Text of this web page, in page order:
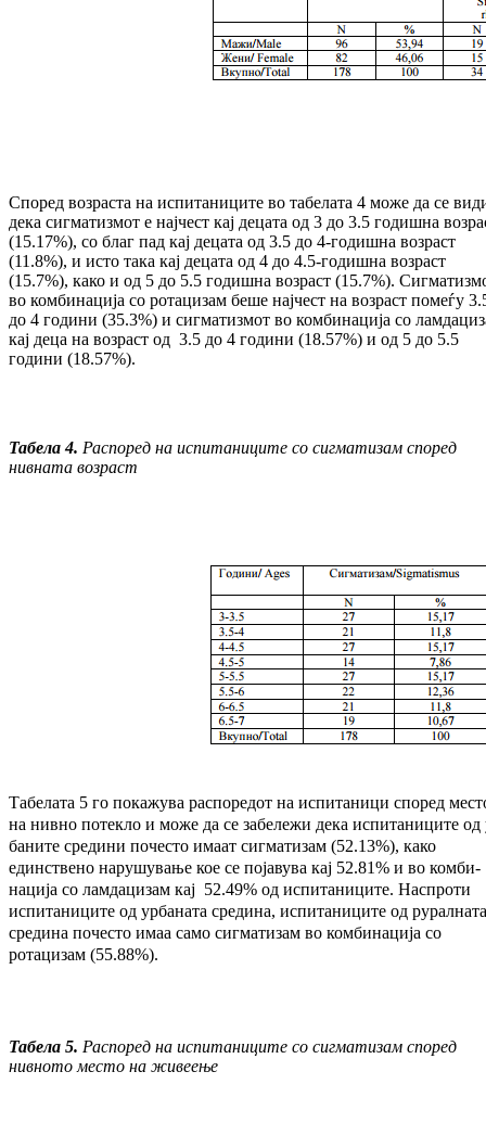
Според возраста на испитаниците во та­бе­ла­та 4 може да се
дека сигматизмот е нај­чест кај децата од 3 до 3.5 годишна
(15.17%), со благ пад кај децата од 3.5 до 4-годишна возраст
(11.8%), и исто така кај децата од 4 до 4.5-годишна возраст
(15.7%), како и од 5 до 5.5 годишна возраст (15.7%).
во комбинација со ро­тацизам беше најчест на возраст помеѓу
до 4 години (35.3%) и сигматизмот во ком­бинација со
кај деца на воз­раст од 3.5 до 4 години (18.57%) и од 5 до 5.5
години (18.57%).
Табела 4. Распоред на испитаниците со сигматизам според
нивната возраст
Табелата 5 го покажува распоредот на ис­пи­та­ници според
на нивно потекло и мо­же да се забележи дека испитаниците
баните средини почесто имаат сиг­ма­ти­зам (52.13%), како
единствено на­ру­шу­ва­ње кое се појавува кај 52.81% и во ком­би­
нација со лам­дацизам кај 52.49% од ис­пи­таниците. Нас­проти
испитаниците од ур­ба­ната сре­ди­на, испитаниците од ру­рал­на­та
средина по­чес­то имаа само сигматизам во комбинација со
ротацизам (55.88%).
Табела 5. Распоред на испитаниците со сиг­ма­тизам според
нивното место на живеење